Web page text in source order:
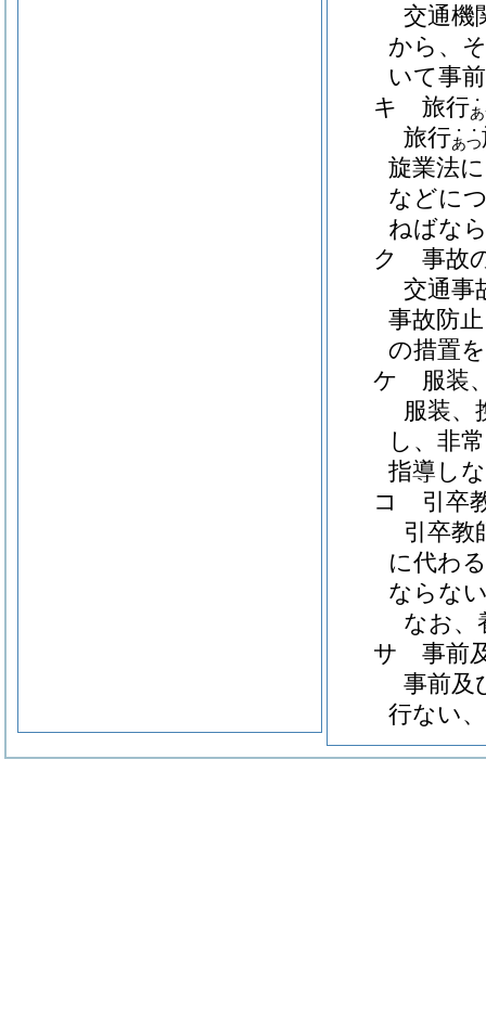
交通機
から、
いて事
キ 旅行
旅行あつ
・・
旋業法
などに
ねばな
ク 事故
交通事
事故防
の措置
ケ 服装
服装、
し、非
指導し
コ 引卒
引卒教
に代わ
ならな
なお、
サ 事前
事前及
行ない